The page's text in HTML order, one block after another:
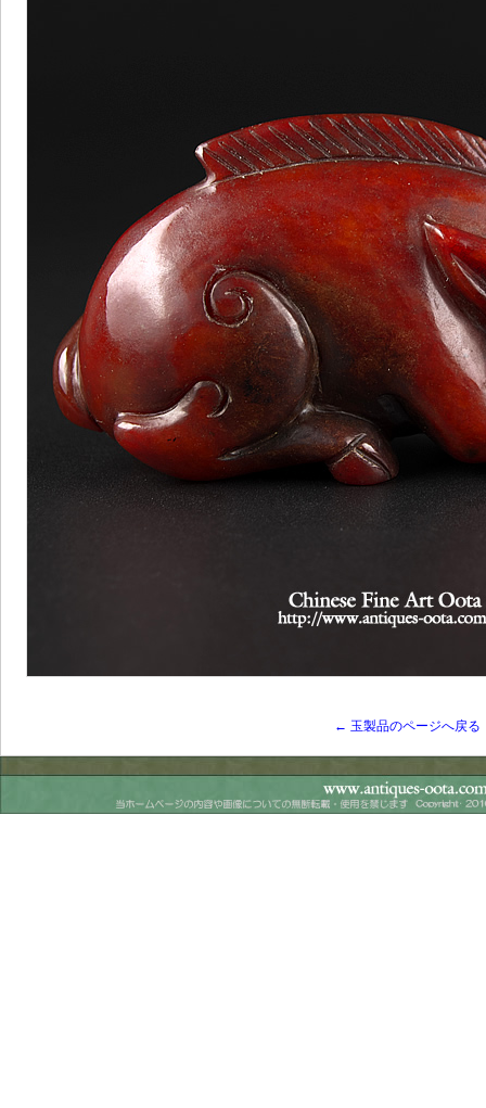
← 玉製品のページへ戻る